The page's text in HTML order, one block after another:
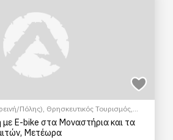
Πόλης), Θρησκευτικός Τουρισμός,
Πολιτιστικά - Πολιτισμικά
με E-bike στα Μοναστήρια και τα
Μετέωρα